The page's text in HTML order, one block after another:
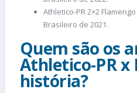
Athletico-PR 2×2
Brasileiro de 2021.
Quem são os
Athletico-PR x
história?